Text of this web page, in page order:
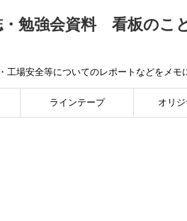
勉強会資料 看板のこ
場安全等についてのレポートなどをメモ
ラインテープ オリ